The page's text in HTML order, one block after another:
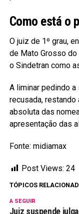
Como está o
O juiz de 1º grau,
de Mato Grosso do
o Sindetran como
A liminar pedindo
recusada,
absoluta das
apresentação das
Fonte: midiamax
Post Views: 24
TÓPICOS
A SEGUIR
Juiz suspende